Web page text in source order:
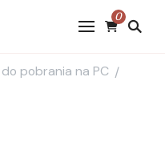
0
pobrania na PC /